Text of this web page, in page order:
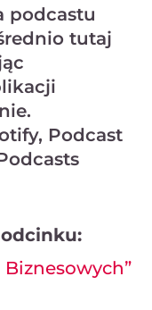
podcastu
tutaj
Podcast
Biznesowych”